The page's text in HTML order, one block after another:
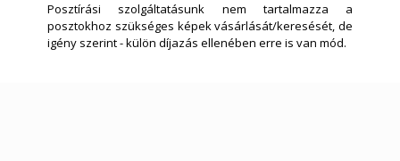
Posztírási szolgáltatásunk nem tartalmazza a
posztokhoz szükséges képek vásárlását/keresését, de
igény szerint - külön díjazás ellenében erre is van mód.